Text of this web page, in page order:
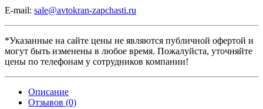
E-mail: sale@avtokran-zapchasti.ru
*Указанные на сайте цены не являются публичной офертой и
могут быть изменены в любое время. Пожалуйста, уточняйте
цены по телефонам у сотрудников компании!
Описание
Отзывов (0)